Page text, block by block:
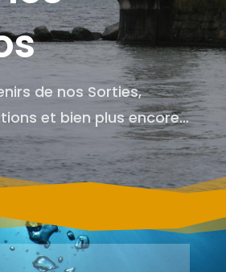
de nos Sorties,
et bien plus encore…